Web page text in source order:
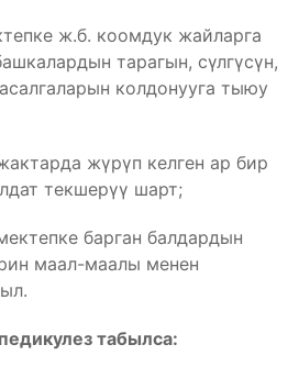
ж.б. коомдук жайларга
тарагын, сүлгүсүн,
колдонууга тыюу
жүрүп келген ар бир
текшерүү шарт;
барган балдардын
маал-маалы менен
табылса: